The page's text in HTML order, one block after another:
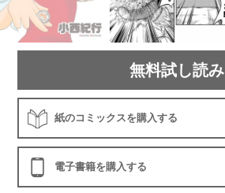
無料試し読み
紙のコミックスを購入する
電子書籍を購入する